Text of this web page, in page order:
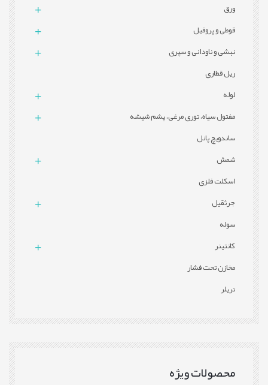
ورق
قوطی و پروفيل
نبشی و ناودانی و سپری
ریل قطاری
لوله
مفتول سیاه، توری مرغی، پشم شیشه
ساندویچ پانل
شمش
اسکلت فلزی
جرثقیل
سوله
کانتینر
مخازن تحت فشار
تریلر
محصولات ویژه